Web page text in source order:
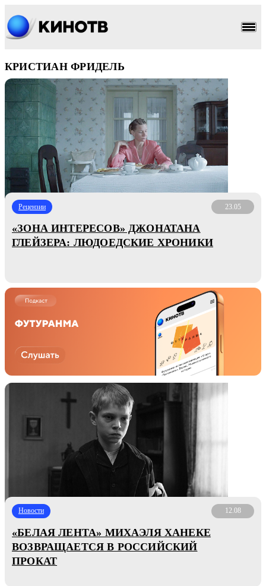
КРИСТИАН ФРИДЕЛЬ
Рецензии 23.05
«ЗОНА ИНТЕРЕСОВ» ДЖОНАТАНА
ГЛЕЙЗЕРА: ЛЮДОЕДСКИЕ ХРОНИКИ
Новости 12.08
«БЕЛАЯ ЛЕНТА» МИХАЭЛЯ ХАНЕКЕ
ВОЗВРАЩАЕТСЯ В РОССИЙСКИЙ
ПРОКАТ